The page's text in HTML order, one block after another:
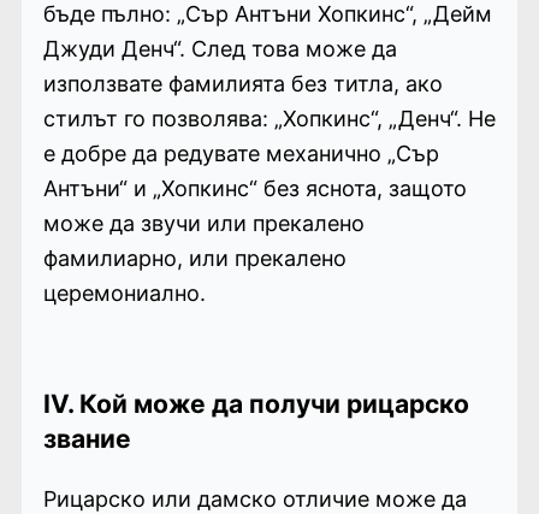
бъде пълно: „Сър Антъни Хопкинс“, „Дейм
Джуди Денч“. След това може да
използвате фамилията без титла, ако
стилът го позволява: „Хопкинс“, „Денч“. Не
е добре да редувате механично „Сър
Антъни“ и „Хопкинс“ без яснота, защото
може да звучи или прекалено
фамилиарно, или прекалено
церемониално.
IV. Кой може да получи рицарско
звание
Рицарско или дамско отличие може да